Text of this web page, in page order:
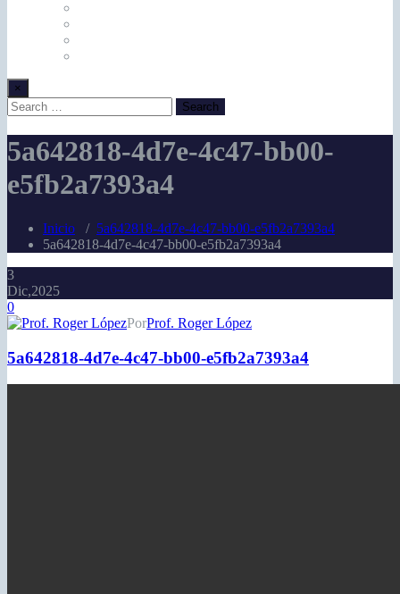
×
5a642818-4d7e-4c47-bb00-
e5fb2a7393a4
Inicio / 5a642818-4d7e-4c47-bb00-e5fb2a7393a4
5a642818-4d7e-4c47-bb00-e5fb2a7393a4
3
Dic,2025
0
PorProf. Roger López
5a642818-4d7e-4c47-bb00-e5fb2a7393a4